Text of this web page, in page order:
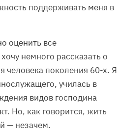
поддерживать меня в
оценить все
немного рассказать о
человека поколения 60-х. Я
училась в
видов господина
Но, как говорится, жить
— незачем.